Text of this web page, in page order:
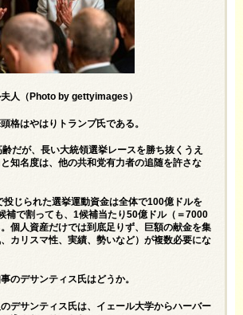
人（Photo by gettyimages）
格はやはりトランプ氏である。
齢だが、長い大統領選挙レースを勝ち抜くうえ
知名度は、他の共和党有力者の追随を許さな
投じられた選挙運動資金は全体で100億ドルを
補で割っても、1候補当たり50億ドル（＝7000
個人資産だけでは到底足りず、巨額の献金を集
カリスマ性、実績、勢いなど）が複数必要にな
のデサンティス氏はどうか。
デサンティス氏は、イェール大学からハーバー